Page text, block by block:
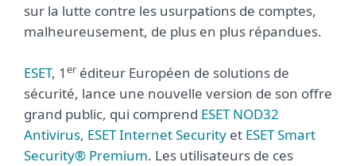
sur la lutte contre les usurpations de comptes,
malheureusement, de plus en plus répandues.
ESET, 1 er éditeur Européen de solutions de
sécurité, lance une nouvelle version de son offre
grand public, qui comprend ESET NOD32
Antivirus, ESET Internet Security et ESET Smart
Security® Premium. Les utilisateurs de ces